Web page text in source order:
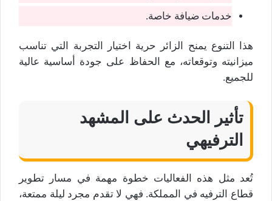
خدمات ضيافة خاصة.
هذا التنوع يمنح الزائر حرية اختيار التجربة التي تناسب
ميزانيته وتوقعاته، مع الحفاظ على جودة أساسية عالية
للجميع.
تأثير الحدث على المشهد
الترفيهي
تُعد مثل هذه الفعاليات خطوة مهمة في مسار تطوير
قطاع الترفيه في المملكة. فهي لا تقدم مجرد ليلة ممتعة،